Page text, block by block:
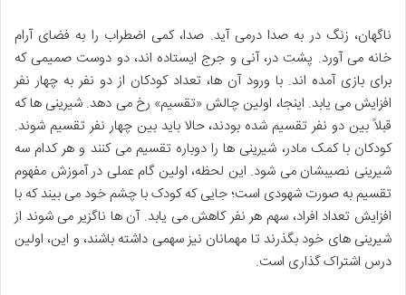
ناگهان، زنگ در به صدا درمی آید. صدا، کمی اضطراب را به فضای آرام
خانه می آورد. پشت در، آنی و جرج ایستاده اند، دو دوست صمیمی که
برای بازی آمده اند. با ورود آن ها، تعداد کودکان از دو نفر به چهار نفر
افزایش می یابد. اینجا، اولین چالش «تقسیم» رخ می دهد. شیرینی ها که
قبلاً بین دو نفر تقسیم شده بودند، حالا باید بین چهار نفر تقسیم شوند.
کودکان با کمک مادر، شیرینی ها را دوباره تقسیم می کنند و هر کدام سه
شیرینی نصیبشان می شود. این لحظه، اولین گام عملی در آموزش مفهوم
تقسیم به صورت شهودی است؛ جایی که کودک با چشم خود می بیند که با
افزایش تعداد افراد، سهم هر نفر کاهش می یابد. آن ها ناگزیر می شوند از
شیرینی های خود بگذرند تا مهمانان نیز سهمی داشته باشند، و این، اولین
درس اشتراک گذاری است.